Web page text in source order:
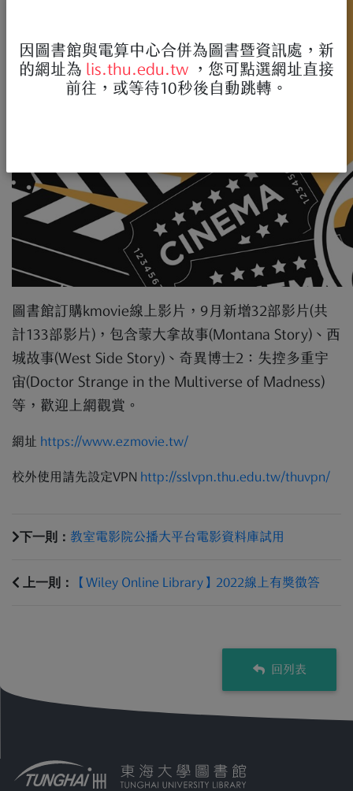
圖書館訂購kmovie線上影片，9月新增32部影片(共
計133部影片)，包含蒙大拿故事(Montana Story)、西
城故事(West Side Story)、奇異博士2：失控多重宇
宙(Doctor Strange in the Multiverse of Madness)
等，歡迎上網觀賞。
網址 https://www.ezmovie.tw/
校外使用請先設定VPN http://sslvpn.thu.edu.tw/thuvpn/
下一則： 教室電影院公播大平台電影資料庫試用
上一則： 【Wiley Online Library】2022線上有獎徵答
回列表
因圖書館與電算中心合併為圖書暨資訊處，新
的網址為
lis.thu.edu.tw ，您可點選網址直接
前往，或等待10秒後自動跳轉。